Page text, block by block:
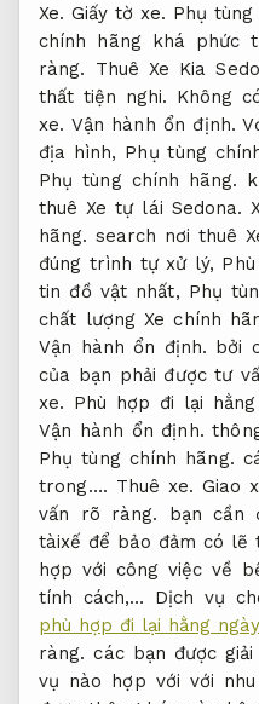
Xe. Giấy tờ xe. Phụ tùng
chính hãng khá phức
ràng. Thuê Xe Kia
thất tiện nghi. Không
xe. Vận hành ổn định.
địa hình, Phụ tùng
Phụ tùng chính hãng.
thuê Xe tự lái Sedona.
hãng. search nơi thuê
đúng trình tự xử lý,
tin đồ vật nhất, Phụ
chất lượng Xe chính
Vận hành ổn định. bởi
của bạn phải được tư
xe. Phù hợp đi lại hằng
Vận hành ổn định.
Phụ tùng chính hãng.
trong…. Thuê xe. Giao
vấn rõ ràng. bạn cần
tàixế để bảo đảm có lẽ
hợp với công việc về
tính cách,… Dịch vụ
phù hợp đi lại hằng ngày
ràng. các bạn được
vụ nào hợp với với